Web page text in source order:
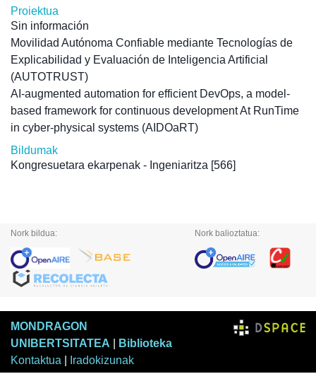
Proiektua
Sin información
Movilidad Autónoma Confiable mediante Tecnologías de
Explicabilidad y Evaluación de Inteligencia Artificial
(AUTOTRUST)
AI-augmented automation for efficient DevOps, a model-
based framework for continuous development At RunTime
in cyber-physical systems (AIDOaRT)
Bildumak
Kongresuetara ekarpenak - Ingeniaritza [566]
Nork bildua: Nork balioztatua:
MONDRAGON
UNIBERTSITATEA
Biblioteka
Kontaktua
Iradokizunak